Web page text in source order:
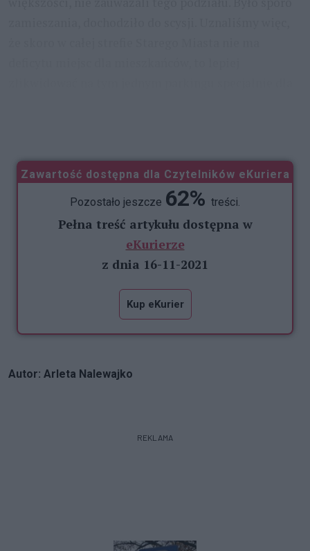
Zawartość dostępna dla Czytelników eKuriera
Pozostało jeszcze 62% treści.
Pełna treść artykułu dostępna w
eKurierze
z dnia 16-11-2021
Kup eKurier
Autor: Arleta Nalewajko
REKLAMA